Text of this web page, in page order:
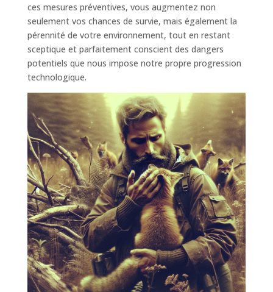
ces mesures préventives, vous augmentez non
seulement vos chances de survie, mais également la
pérennité de votre environnement, tout en restant
sceptique et parfaitement conscient des dangers
potentiels que nous impose notre propre progression
technologique.